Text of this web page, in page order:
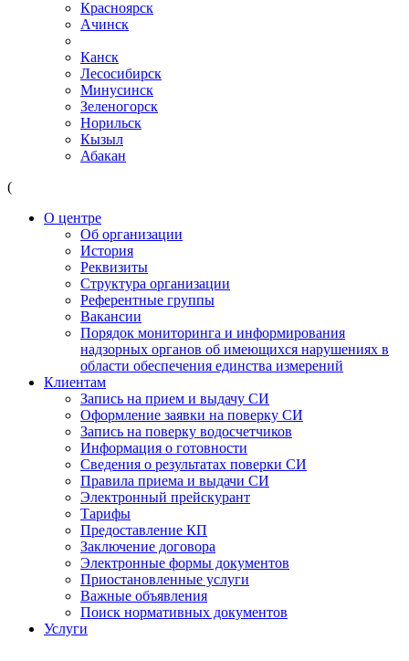
Красноярск
Ачинск
Канск
Лесосибирск
Минусинск
Зеленогорск
Норильск
Кызыл
Абакан
(
О центре
Об организации
История
Реквизиты
Структура организации
Референтные группы
Вакансии
Порядок мониторинга и информирования
надзорных органов об имеющихся нарушениях в
области обеспечения единства измерений
Клиентам
Запись на прием и выдачу СИ
Оформление заявки на поверку СИ
Запись на поверку водосчетчиков
Информация о готовности
Сведения о результатах поверки СИ
Правила приема и выдачи СИ
Электронный прейскурант
Тарифы
Предоставление КП
Заключение договора
Электронные формы документов
Приостановленные услуги
Важные объявления
Поиск нормативных документов
Услуги